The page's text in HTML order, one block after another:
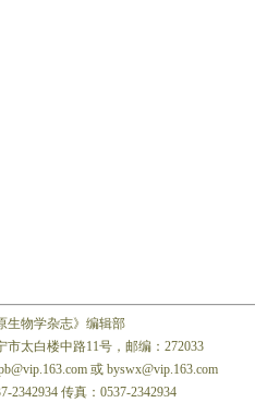
生物学杂志》编辑部
市太白楼中路11号，邮编：272033
或 byswx@vip.163.com
2342934 传真：0537-2342934